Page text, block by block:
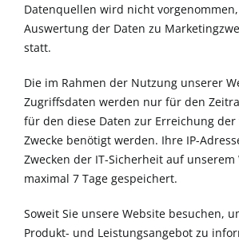
Datenquellen wird nicht
Auswertung der Daten zu
statt.
Die im Rahmen der Nutzung unserer
Zugriffsdaten werden nur für den
für den diese Daten zur Erreichung
Zwecke benötigt werden. Ihre IP-
Zwecken der IT-Sicherheit auf
maximal 7 Tage gespeichert.
Soweit Sie unsere Website besuchen,
Produkt- und Leistungsangebot zu